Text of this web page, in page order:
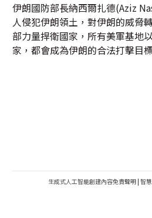
伊朗國防部長納西爾扎德(Aziz
人侵犯伊朗領土，對伊朗的威脅
部力量捍衛國家，所有美軍基地
家，都會成為伊朗的合法打擊目
生成式人工智能創建內容免責聲明 | 智